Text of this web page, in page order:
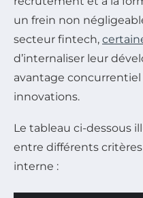
un frein non
secteur fintech,
d’internaliser leur
avantage
innovations.
Le tableau ci-dessous
entre différents
interne :